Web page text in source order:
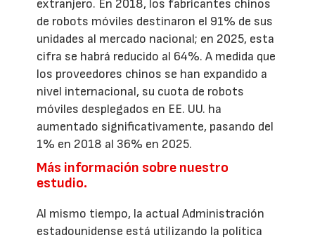
extranjero. En 2018, los fabricantes chinos
de robots móviles destinaron el 91% de sus
unidades al mercado nacional; en 2025, esta
cifra se habrá reducido al 64%. A medida que
los proveedores chinos se han expandido a
nivel internacional, su cuota de robots
móviles desplegados en EE. UU. ha
aumentado significativamente, pasando del
1% en 2018 al 36% en 2025.
Más información sobre nuestro
estudio.
Al mismo tiempo, la actual Administración
estadounidense está utilizando la política